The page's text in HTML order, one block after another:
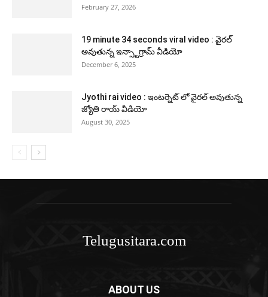
February 27, 2026
19 minute 34 seconds viral video : వైరల్
అవుతున్న ఇన్స్టాగ్రామ్ వీడియో
December 6, 2025
Jyothi rai video : ఇంటర్నెట్ లో వైరల్ అవుతున్న
జ్యోతి రాయ్ వీడియో
August 30, 2025
Telugusitara.com
ABOUT US